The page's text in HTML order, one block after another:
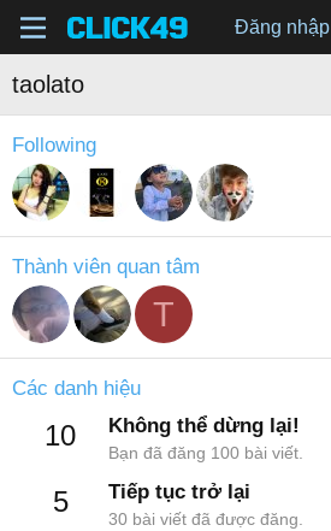
Đăng nhập
taolato
Following
Thành viên quan tâm
T
Các danh hiệu
10 Không thể dừng lại!
Bạn đã đăng 100 bài viết.
5 Tiếp tục trở lại
30 bài viết đã được đăng.